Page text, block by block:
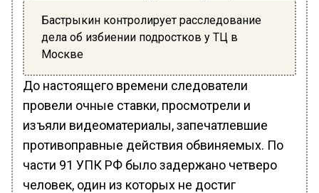
Бастрыкин контролирует расследование
дела об избиении подростков у ТЦ в
Москве
До настоящего времени следователи
провели очные ставки, просмотрели и
изъяли видеоматериалы, запечатлевшие
противоправные действия обвиняемых. По
части 91 УПК РФ было задержано четверо
человек, один из которых не достиг